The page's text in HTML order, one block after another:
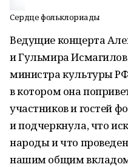
Сердце фольклориады
Ведущие концерта
и Гульмира
министра культуры
в котором она
участников и гостей
и подчеркнула, что
народы и что
нашим общим вкладом